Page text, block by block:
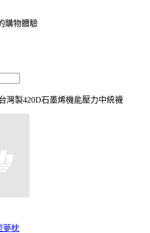
購物體驗
灣製420D石墨烯機能壓力中統襪
夢枕